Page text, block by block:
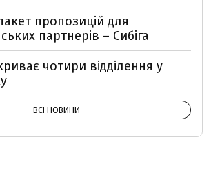
пропозицій для
партнерів – Сибіга
чотири відділення у
ВСІ НОВИНИ